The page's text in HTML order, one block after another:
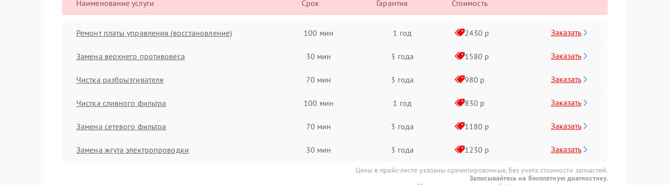
Наименование услуги Срок Гарантия Стоимость
Ремонт платы управления (восстановление) 100 мин 1 год 2430 р Заказать
Замена верхнего противовеса 30 мин 3 года 1580 р Заказать
Чистка разбрызгивателя 70 мин 3 года 980 р Заказать
Чистка сливного фильтра 100 мин 1 год 830 р Заказать
Замена сетевого фильтра 70 мин 3 года 1180 р Заказать
Замена жгута электропроводки 30 мин 3 года 1230 р Заказать
Цены в прайс-листе указаны ориентировочные, без учета стоимости запчастей.
Записывайтесь на бесплатную диагностику.